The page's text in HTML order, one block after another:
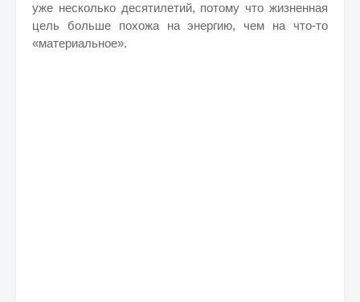
уже несколько десятилетий, потому что жизненная
цель больше похожа на энергию, чем на что-то
«материальное».